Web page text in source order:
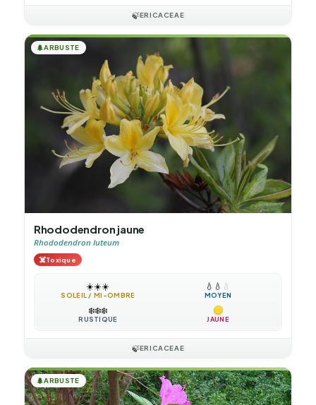
🍃ERICACEAE
🌲ARBUSTE
Rhododendron jaune
Rhododendron luteum
☠️Toxique
☀️☀️☀️
SOLEIL / MI-OMBRE
💧 💧 💧
MOYEN
❄️❄️❄️
RUSTIQUE JAUNE
🍃ERICACEAE
🌲ARBUSTE